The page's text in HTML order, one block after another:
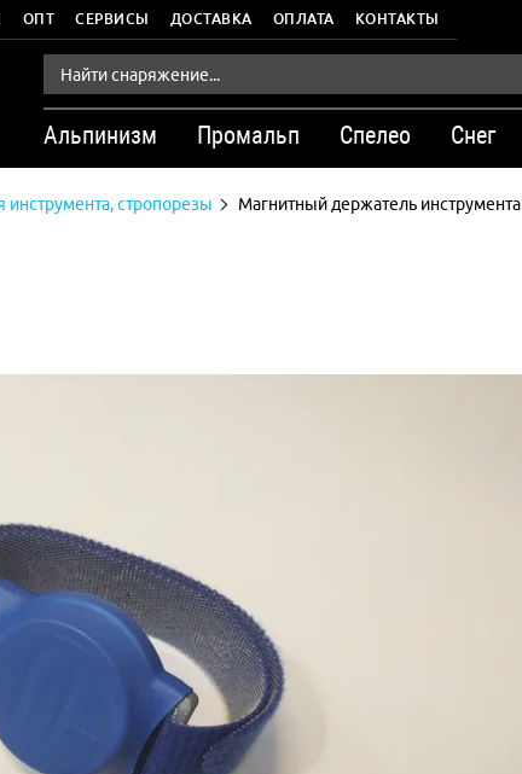
ОПТ СЕРВИСЫ ДОСТАВКА ОПЛАТА КОНТАКТЫ
Альпинизм Промальп Спелео Снег
инструмента, стропорезы Магнитный держатель инструмента